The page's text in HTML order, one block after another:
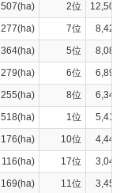
507(ha) 2位
277(ha) 7位
364(ha) 5位
279(ha) 6位
255(ha) 8位
518(ha) 1位
176(ha) 10位
116(ha) 17位
169(ha) 11位